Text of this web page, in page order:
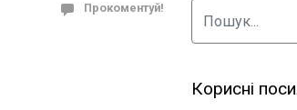
Прокоментуй!
Корисні